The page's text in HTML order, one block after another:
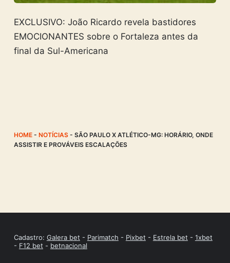
EXCLUSIVO: João Ricardo revela bastidores
EMOCIONANTES sobre o Fortaleza antes da
final da Sul-Americana
HOME- NOTÍCIAS- SÃO PAULO X ATLÉTICO-MG: HORÁRIO, ONDE
ASSISTIR E PROVÁVEIS ESCALAÇÕES
Cadastro: Galera bet - Parimatch - Pixbet - Estrela bet - 1xbet
- F12 bet - betnacional